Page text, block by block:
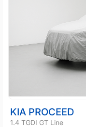
KIA PROCEED
1.4 TGDI GT Line